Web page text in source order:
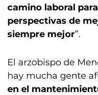
camino laboral
perspectivas de
siempre mejor”.
El arzobispo de
hay mucha gente
en el